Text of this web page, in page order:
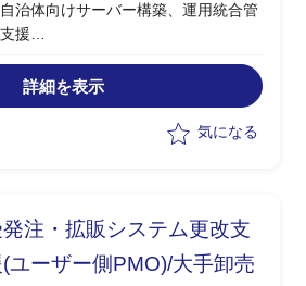
自治体向けサーバー構築、運用統合管
援
て参画
ロジェクト推進
種資料作成
ロジェクト管理
品物(ライセンス、ドキュメントな
詳細を表示
気になる
発注・拡販システム更改支
ユーザー側PMO)/大手卸売